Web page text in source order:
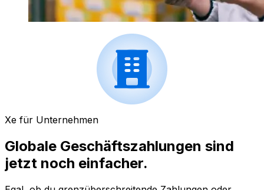
Xe für Unternehmen
Globale Geschäftszahlungen sind
jetzt noch einfacher.